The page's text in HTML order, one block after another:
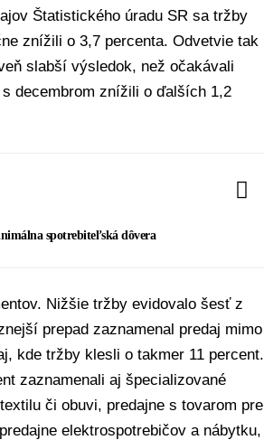
Štatistického úradu SR sa tržby
znížili o 3,7 percenta. Odvetvie tak
slabší výsledok, než očakávali
decembrom znížili o ďalších 1,2
spotrebiteľská dôvera
Nižšie tržby evidovalo šesť z
prepad zaznamenal predaj mimo
kde tržby klesli o takmer 11 percent.
zaznamenali aj špecializované
či obuvi, predajne s tovarom pre
elektrospotrebičov a nábytku,